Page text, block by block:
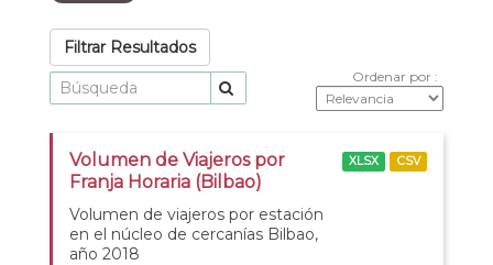
Filtrar Resultados
Ordenar por
Volumen de Viajeros por
Franja Horaria (Bilbao)
Volumen de viajeros por estación
en el núcleo de cercanías Bilbao,
año 2018
XLSX CSV